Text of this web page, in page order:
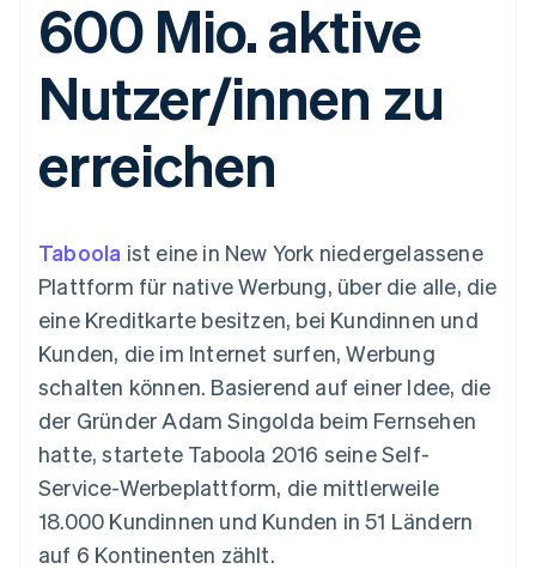
Zugriff auf mehr als
125
Zahlungen vor Ort
Authorization
Optimierung der
Autorisierungsraten
Bezahlvorgang
Connections
Verbundene
Datensynchronisierung
Product roadmap
Ausblick
Radar
Betrugsprävention
Geldmanagement
Plattformen
SaaS
Nach Branche
Gaming
Freizeit
Versicherungen
Unterhaltung
Gemeinnützige
Organisationen
Fachdienstleistungen
Öffentlicher Sektor
Einzelhandel
Ecosystem
Marktplatz auf
Grundlagen der
Abonnementverwaltung
So setzen Sie
nutzungsbasierte
Abrechnung um
Stablecoin-gestützte
Karten ausgeben: So
Verwaltung von
Diensten mit Agenten
App-Integrationen
Code-Beispiele
Entwickler-Blog
API-Status
Produkt-Roadmap
Stripe Sessions
Karriere
Newsroom
Stripe Press
Sales-Team
kontaktieren
Partner werden
600 Mio. aktive
Nutzer/innen zu
erreichen
Taboola ist eine in New York niedergelassene
Plattform für native Werbung, über die alle, die
eine Kreditkarte besitzen, bei Kundinnen und
Kunden, die im Internet surfen, Werbung
schalten können. Basierend auf einer Idee, die
der Gründer Adam Singolda beim Fernsehen
hatte, startete Taboola 2016 seine Self-
Service-Werbeplattform, die mittlerweile
18.000 Kundinnen und Kunden in 51 Ländern
auf 6 Kontinenten zählt.